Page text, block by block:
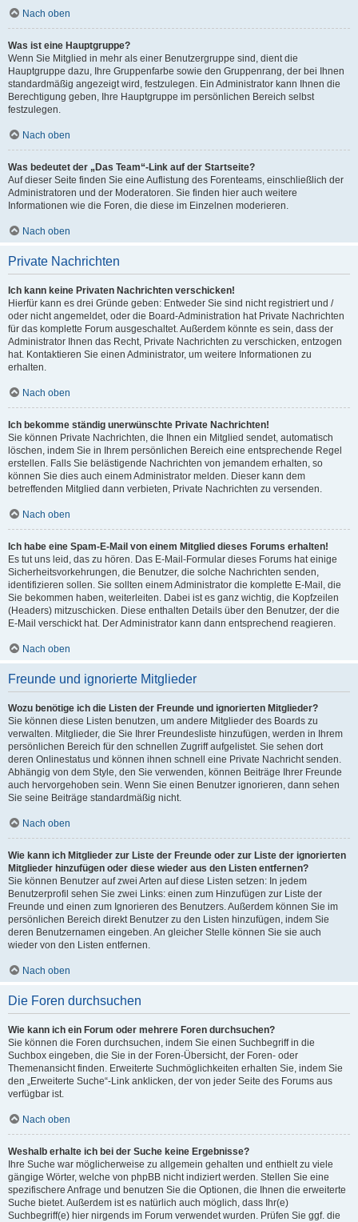
Nach oben
Was ist eine Hauptgruppe?
Wenn Sie Mitglied in mehr als einer Benutzergruppe sind, dient die
Hauptgruppe dazu, Ihre Gruppenfarbe sowie den Gruppenrang, der bei Ihnen
standardmäßig angezeigt wird, festzulegen. Ein Administrator kann Ihnen die
Berechtigung geben, Ihre Hauptgruppe im persönlichen Bereich selbst
festzulegen.
Nach oben
Was bedeutet der „Das Team“-Link auf der Startseite?
Auf dieser Seite finden Sie eine Auflistung des Forenteams, einschließlich der
Administratoren und der Moderatoren. Sie finden hier auch weitere
Informationen wie die Foren, die diese im Einzelnen moderieren.
Nach oben
Private Nachrichten
Ich kann keine Privaten Nachrichten verschicken!
Hierfür kann es drei Gründe geben: Entweder Sie sind nicht registriert und /
oder nicht angemeldet, oder die Board-Administration hat Private Nachrichten
für das komplette Forum ausgeschaltet. Außerdem könnte es sein, dass der
Administrator Ihnen das Recht, Private Nachrichten zu verschicken, entzogen
hat. Kontaktieren Sie einen Administrator, um weitere Informationen zu
erhalten.
Nach oben
Ich bekomme ständig unerwünschte Private Nachrichten!
Sie können Private Nachrichten, die Ihnen ein Mitglied sendet, automatisch
löschen, indem Sie in Ihrem persönlichen Bereich eine entsprechende Regel
erstellen. Falls Sie belästigende Nachrichten von jemandem erhalten, so
können Sie dies auch einem Administrator melden. Dieser kann dem
betreffenden Mitglied dann verbieten, Private Nachrichten zu versenden.
Nach oben
Ich habe eine Spam-E-Mail von einem Mitglied dieses Forums erhalten!
Es tut uns leid, das zu hören. Das E-Mail-Formular dieses Forums hat einige
Sicherheitsvorkehrungen, die Benutzer, die solche Nachrichten senden,
identifizieren sollen. Sie sollten einem Administrator die komplette E-Mail, die
Sie bekommen haben, weiterleiten. Dabei ist es ganz wichtig, die Kopfzeilen
(Headers) mitzuschicken. Diese enthalten Details über den Benutzer, der die
E-Mail verschickt hat. Der Administrator kann dann entsprechend reagieren.
Nach oben
Freunde und ignorierte Mitglieder
Wozu benötige ich die Listen der Freunde und ignorierten Mitglieder?
Sie können diese Listen benutzen, um andere Mitglieder des Boards zu
verwalten. Mitglieder, die Sie Ihrer Freundesliste hinzufügen, werden in Ihrem
persönlichen Bereich für den schnellen Zugriff aufgelistet. Sie sehen dort
deren Onlinestatus und können ihnen schnell eine Private Nachricht senden.
Abhängig von dem Style, den Sie verwenden, können Beiträge Ihrer Freunde
auch hervorgehoben sein. Wenn Sie einen Benutzer ignorieren, dann sehen
Sie seine Beiträge standardmäßig nicht.
Nach oben
Wie kann ich Mitglieder zur Liste der Freunde oder zur Liste der ignorierten
Mitglieder hinzufügen oder diese wieder aus den Listen entfernen?
Sie können Benutzer auf zwei Arten auf diese Listen setzen: In jedem
Benutzerprofil sehen Sie zwei Links: einen zum Hinzufügen zur Liste der
Freunde und einen zum Ignorieren des Benutzers. Außerdem können Sie im
persönlichen Bereich direkt Benutzer zu den Listen hinzufügen, indem Sie
deren Benutzernamen eingeben. An gleicher Stelle können Sie sie auch
wieder von den Listen entfernen.
Nach oben
Die Foren durchsuchen
Wie kann ich ein Forum oder mehrere Foren durchsuchen?
Sie können die Foren durchsuchen, indem Sie einen Suchbegriff in die
Suchbox eingeben, die Sie in der Foren-Übersicht, der Foren- oder
Themenansicht finden. Erweiterte Suchmöglichkeiten erhalten Sie, indem Sie
den „Erweiterte Suche“-Link anklicken, der von jeder Seite des Forums aus
verfügbar ist.
Nach oben
Weshalb erhalte ich bei der Suche keine Ergebnisse?
Ihre Suche war möglicherweise zu allgemein gehalten und enthielt zu viele
gängige Wörter, welche von phpBB nicht indiziert werden. Stellen Sie eine
spezifischere Anfrage und benutzen Sie die Optionen, die Ihnen die erweiterte
Suche bietet. Außerdem ist es natürlich auch möglich, dass Ihr(e)
Suchbegriff(e) hier nirgends im Forum verwendet wurden. Prüfen Sie ggf. die